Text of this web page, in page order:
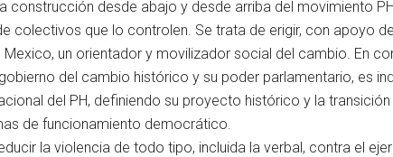
construcción desde abajo y desde arriba del movimiento
colectivos que lo controlen. Se trata de erigir, con apoyo
un orientador y movilizador social del cambio. En
del cambio histórico y su poder parlamentario, es
del PH, definiendo su proyecto histórico y la
de funcionamiento democrático.
la violencia de todo tipo, incluida la verbal, contra el